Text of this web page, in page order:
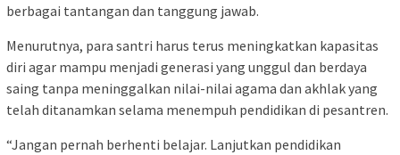
berbagai tantangan dan tanggung jawab.
Menurutnya, para santri harus terus meningkatkan kapasitas
diri agar mampu menjadi generasi yang unggul dan berdaya
saing tanpa meninggalkan nilai-nilai agama dan akhlak yang
telah ditanamkan selama menempuh pendidikan di pesantren.
“Jangan pernah berhenti belajar. Lanjutkan pendidikan